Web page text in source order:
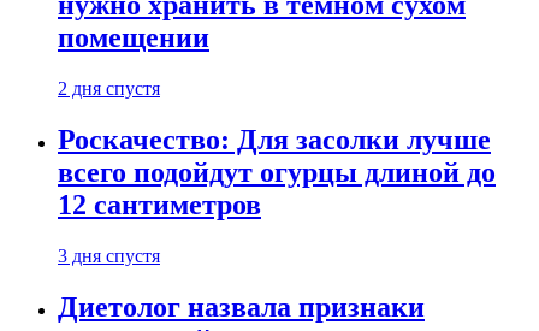
помещении
2 дня спустя
Роскачество: Для засолки лучше
всего подойдут огурцы длиной до
12 сантиметров
3 дня спустя
Диетолог назвала признаки